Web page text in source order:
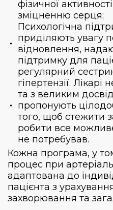
фізичної
зміцненню серця;
Психологічна
приділяють увагу
відновлення,
підтримку для
регулярний
гіпертензії.
та з великим
пропонують
того, щоб стежити
робити все
не потребував.
Кожна програма, у
процес при
адаптована до
пацієнта з
захворювання та